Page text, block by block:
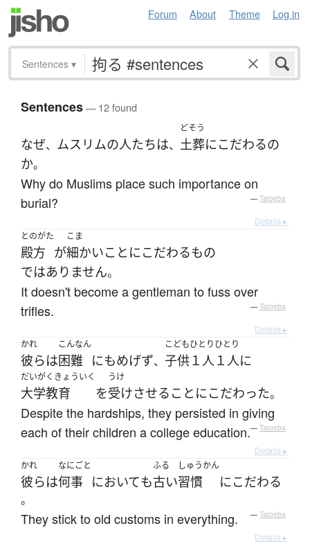
Forum About Theme Log in
Sentences ▾
Sentences— 12 found
なぜ、 ムスリムの人たちは、
どそう
土葬にこだわるの
か。
Why do Muslims place such importance on
burial?
— Tatoeba
Details ▸
とのがた
殿方 が
こま
細かいことにこだわるもの
ではありません。
It doesn't become a gentleman to fuss over
trifles.
— Tatoeba
Details ▸
かれ
彼らは
こんなん
困難 にもめげず、
こども
子供
ひとりひとり
１人１人に
だいがくきょういく
大学教育 を
うけ
受けさせる ことにこだわった。
Despite the hardships, they persisted in giving
each of their children a college education.— Tatoeba
Details ▸
かれ
彼らは
なにごと
何事 においても
ふる
古い
しゅうかん
習慣 にこだわる
。
They stick to old customs in everything. — Tatoeba
Details ▸